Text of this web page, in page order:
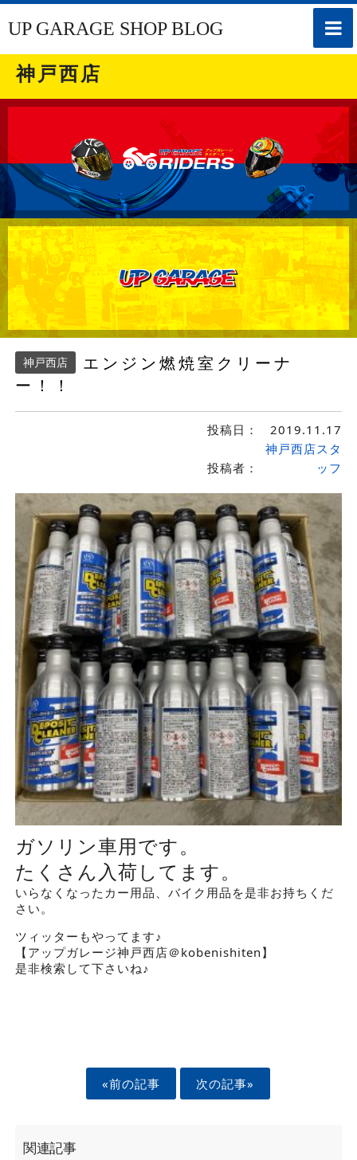
toggle
UP GARAGE SHOP BLOG
神戸西店
神戸西店
エンジン燃焼室クリーナ
ー！！
投稿日： 2019.11.17
投稿者：
神戸西店スタ
ッフ
ガソリン車用です。
たくさん入荷してます。
いらなくなったカー用品、バイク用品を是非お持ちくだ
さい。
ツィッターもやってます♪
【アップガレージ神戸西店＠kobenishiten】
是非検索して下さいね♪
«前の記事 次の記事»
関連記事